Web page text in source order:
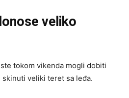
veliko
tokom vikenda mogli dobiti
veliki teret sa leđa.